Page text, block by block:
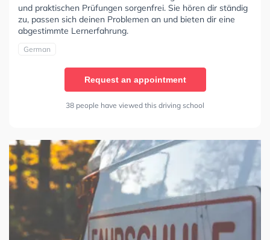
und praktischen Prüfungen sorgenfrei. Sie hören dir ständig
zu, passen sich deinen Problemen an und bieten dir eine
abgestimmte Lernerfahrung.
German
Request an appointment
38 people have viewed this driving school